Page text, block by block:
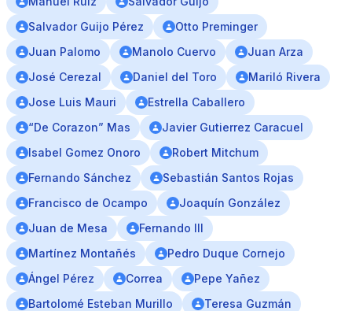
Salvador Guijo Pérez
Otto Preminger
Juan Palomo
Manolo Cuervo
Juan Arza
José Cerezal
Daniel del Toro
Mariló Rivera
Jose Luis Mauri
Estrella Caballero
“De Corazon” Mas
Javier Gutierrez Caracuel
Isabel Gomez Onoro
Robert Mitchum
Fernando Sánchez
Sebastián Santos Rojas
Francisco de Ocampo
Joaquín González
Juan de Mesa
Fernando III
Martínez Montañés
Pedro Duque Cornejo
Ángel Pérez
Correa
Pepe Yañez
Bartolomé Esteban Murillo
Teresa Guzmán